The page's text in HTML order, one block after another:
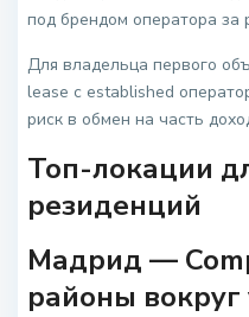
под брендом оператора за
Для владельца первого
lease с established
риск в обмен на часть
Топ-локации
резиденций
Мадрид —
районы вокруг